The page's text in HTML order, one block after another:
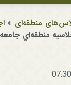
منطقه‌ای »
منطقه‌اي
07:30